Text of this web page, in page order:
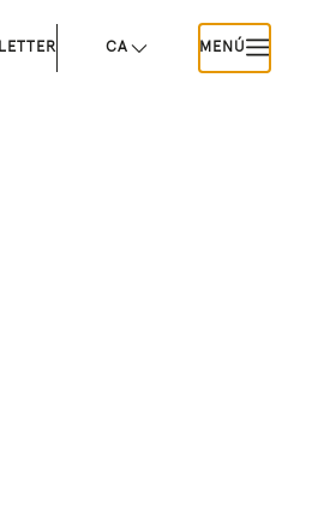
CA MENÚ